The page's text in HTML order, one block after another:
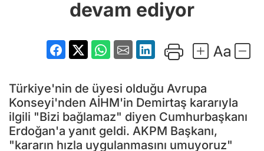
devam ediyor
Türkiye'nin de üyesi olduğu Avrupa
Konseyi'nden AİHM'in Demirtaş kararıyla
ilgili "Bizi bağlamaz" diyen Cumhurbaşkanı
Erdoğan'a yanıt geldi. AKPM Başkanı,
"kararın hızla uygulanmasını umuyoruz"